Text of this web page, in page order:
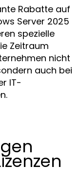
Rabatte auf
Server 2025
spezielle
Zeitraum
nicht
auch bei
IT-